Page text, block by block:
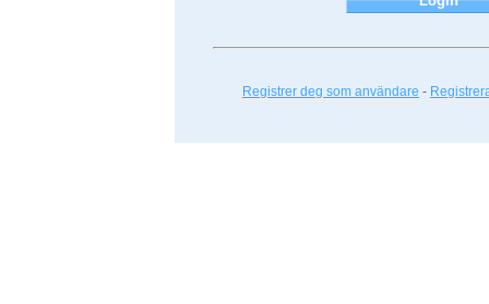
Registrer deg som användare -